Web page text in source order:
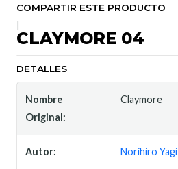
COMPARTIR ESTE PRODUCTO
CLAYMORE 04
DETALLES
Nombre
Original:
Claymore
Autor: Norihiro Yagi